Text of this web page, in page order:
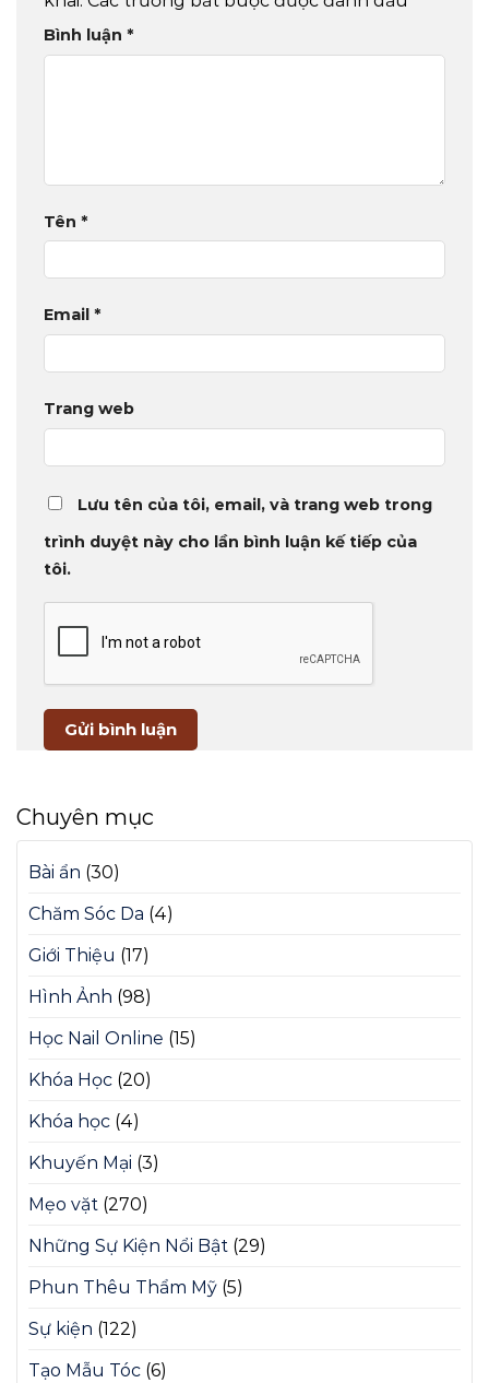
Bình luận *
Tên *
Email *
Trang web
Lưu tên của tôi, email, và trang web trong
trình duyệt này cho lần bình luận kế tiếp của
tôi.
Chuyên mục
Bài ẩn (30)
Chăm Sóc Da (4)
Giới Thiệu (17)
Hình Ảnh (98)
Học Nail Online (15)
Khóa Học (20)
Khóa học (4)
Khuyến Mại (3)
Mẹo vặt (270)
Những Sự Kiện Nổi Bật (29)
Phun Thêu Thẩm Mỹ (5)
Sự kiện (122)
Tạo Mẫu Tóc (6)